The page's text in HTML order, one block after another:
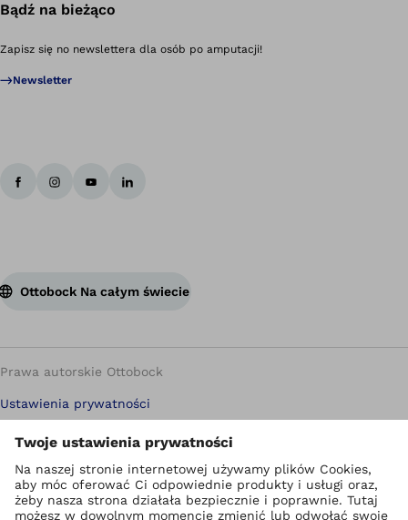
Bądź na bieżąco
Zapisz się no newslettera dla osób po amputacji!
Newsletter
Ottobock Na całym świecie
Prawa autorskie Ottobock
Ustawienia prywatności
Warunki korzystania ze strony internetowej
Metryczka